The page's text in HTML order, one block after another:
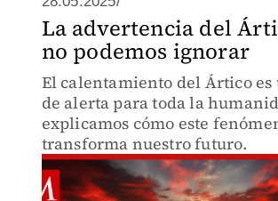
La advertencia del
no podemos ignorar
El calentamiento del Ártico es
de alerta para toda la
explicamos cómo este
transforma nuestro futuro.